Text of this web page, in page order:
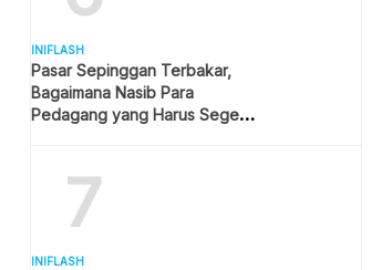
INIFLASH
Pasar Sepinggan Terbakar,
Bagaimana Nasib Para
Pedagang yang Harus Segera
7
INIFLASH